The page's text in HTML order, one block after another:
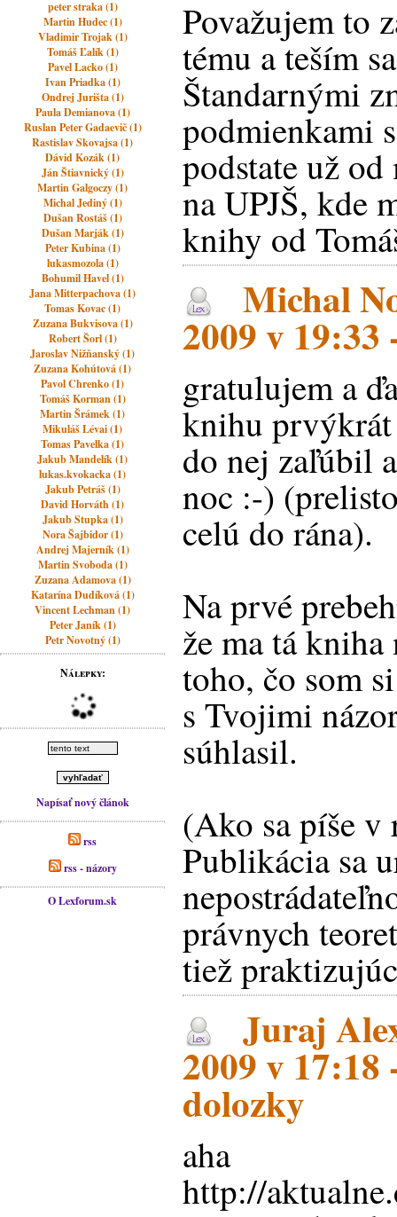
peter straka (1)
Martin Hudec (1)
Vladimir Trojak (1)
Tomáš Ľalík (1)
Pavel Lacko (1)
Ivan Priadka (1)
Ondrej Jurišta (1)
Paula Demianova (1)
Ruslan Peter Gadaevič (1)
Rastislav Skovajsa (1)
Dávid Kozák (1)
Ján Štiavnický (1)
Martin Galgoczy (1)
Michal Jediný (1)
Dušan Rostáš (1)
Dušan Marják (1)
Peter Kubina (1)
lukasmozola (1)
Bohumil Havel (1)
Jana Mitterpachova (1)
Tomas Kovac (1)
Zuzana Bukvisova (1)
Robert Šorl (1)
Jaroslav Nižňanský (1)
Zuzana Kohútová (1)
Pavol Chrenko (1)
Tomáš Korman (1)
Martin Šrámek (1)
Mikuláš Lévai (1)
Tomas Pavelka (1)
Jakub Mandelík (1)
lukas.kvokacka (1)
Jakub Petráš (1)
David Horváth (1)
Jakub Stupka (1)
Nora Šajbidor (1)
Andrej Majerník (1)
Martin Svoboda (1)
Zuzana Adamova (1)
Katarína Dudíková (1)
Vincent Lechman (1)
Peter Janík (1)
Petr Novotný (1)
Nálepky:
Napísať nový článok
rss
rss - názory
O Lexforum.sk
Považujem to
tému a teším
Štandarnými
podmienkami
podstate už
na UPJŠ, kde
knihy od
Michal
2009 v 19:33
gratulujem a
knihu
do nej zaľúbil
noc :-)
celú do rána).
Na prvé
že ma tá kniha
toho, čo som
s Tvojimi
súhlasil.
(Ako sa píše v
Publikácia sa
právnych
tiež
Juraj
2009 v 17:18
dolozky
aha
http://